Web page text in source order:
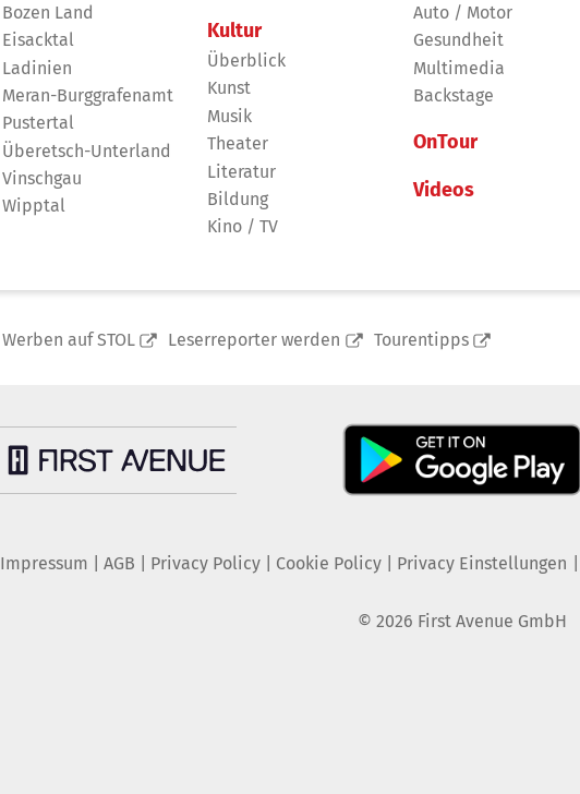
Bozen Land
Eisacktal
Ladinien
Meran-Burggrafenamt
Pustertal
Überetsch-Unterland
Vinschgau
Wipptal
Kultur
Überblick
Kunst
Musik
Theater
Literatur
Bildung
Kino / TV
Auto / Motor
Gesundheit
Multimedia
Backstage
OnTour
Videos
Werben auf STOL Leserreporter werden Tourentipps
Impressum AGB Privacy Policy| Cookie Policy| Privacy Einstellungen
© 2026 First Avenue GmbH